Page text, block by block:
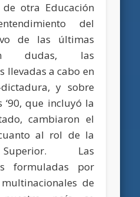
otra Educación
del
de las últimas
dudas, las
llevadas a cabo en
y sobre
que incluyó la
cambiaron el
al rol de la
Las
formuladas por
de